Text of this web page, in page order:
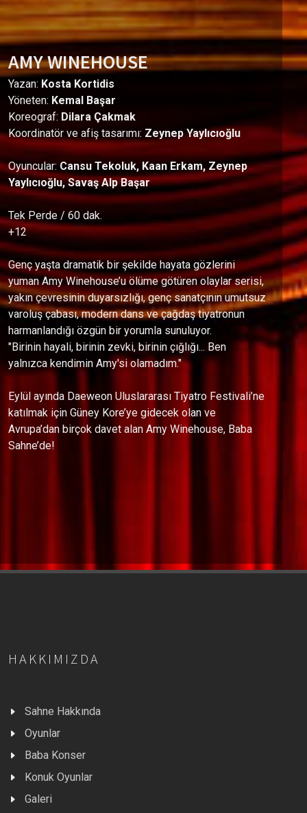
AMY WINEHOUSE
Yazan: Kosta Kortidis
Yöneten: Kemal Başar
Koreograf: Dilara Çakmak
Koordinatör ve afiş tasarımı: Zeynep Yaylıcıoğlu
Oyuncular:Cansu Tekoluk, Kaan Erkam, Zeynep
Yaylıcıoğlu, Savaş Alp Başar
Tek Perde / 60 dak.
+12
Genç yaşta dramatik bir şekilde hayata gözlerini
yuman Amy Winehouse’u ölüme götüren olaylar serisi,
yakın çevresinin duyarsızlığı, genç sanatçının umutsuz
varoluş çabası, modern dans ve çağdaş tiyatronun
harmanlandığı özgün bir yorumla sunuluyor.
"Birinin hayali, birinin zevki, birinin çığlığı... Ben
yalnızca kendimin Amy'si olamadım."
Eylül ayında Daeweon Uluslararası Tiyatro Festivali’ne
katılmak için Güney Kore’ye gidecek olan ve
Avrupa’dan birçok davet alan Amy Winehouse, Baba
Sahne’de!
HAKKIMIZDA
Sahne Hakkında
Oyunlar
Baba Konser
Konuk Oyunlar
Galeri